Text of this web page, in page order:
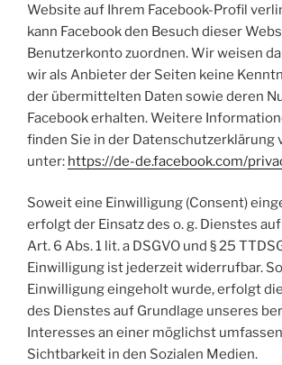
Website auf Ihrem Facebook-Profil
kann Facebook den Besuch dieser
Benutzerkonto zuordnen. Wir weisen
wir als Anbieter der Seiten keine
der übermittelten Daten sowie deren
Facebook erhalten. Weitere
finden Sie in der Datenschutzerklärung
unter: https://de-de.facebook.com/
Soweit eine Einwilligung (Consent)
erfolgt der Einsatz des o. g. Dienstes
Art. 6 Abs. 1 lit. a DSGVO und § 25
Einwilligung ist jederzeit widerrufbar.
Einwilligung eingeholt wurde, erfolgt
des Dienstes auf Grundlage unseres
Interesses an einer möglichst
Sichtbarkeit in den Sozialen Medien.